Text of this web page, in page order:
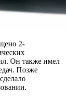
2-
Он также имел
Позже